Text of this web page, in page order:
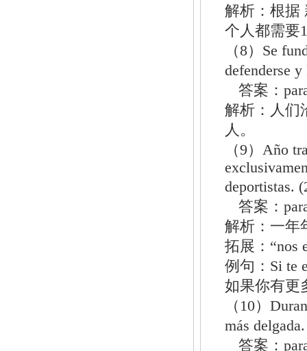
解析：根据
个人都需要
（8）Se
defenderse
答案：
解析：人们
人。
（9）Año
deportistas.
答案：
解析：一年
拓展：“nos
例句：Si te
如果你有更
（10）
más
答案：